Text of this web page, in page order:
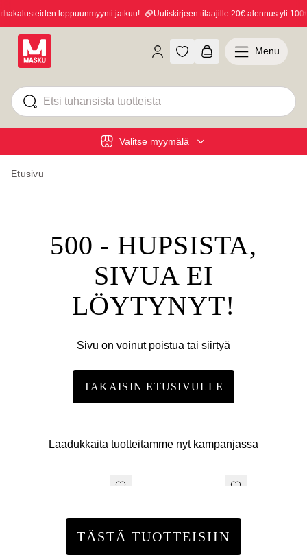
loppuunmyynti jatkuu! Uutiskirjeen tilaajille 20€ alennus yli 100€
Valitse myymälä
Menu
Etusivu
500 - HUPSISTA,
SIVUA EI
LÖYTYNYT!
Sivu on voinut poistua tai siirtyä
TAKAISIN ETUSIVULLE
Laadukkaita tuotteitamme nyt kampanjassa
TÄSTÄ TUOTTEISIIN